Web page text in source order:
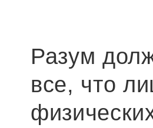
Разум
все, что